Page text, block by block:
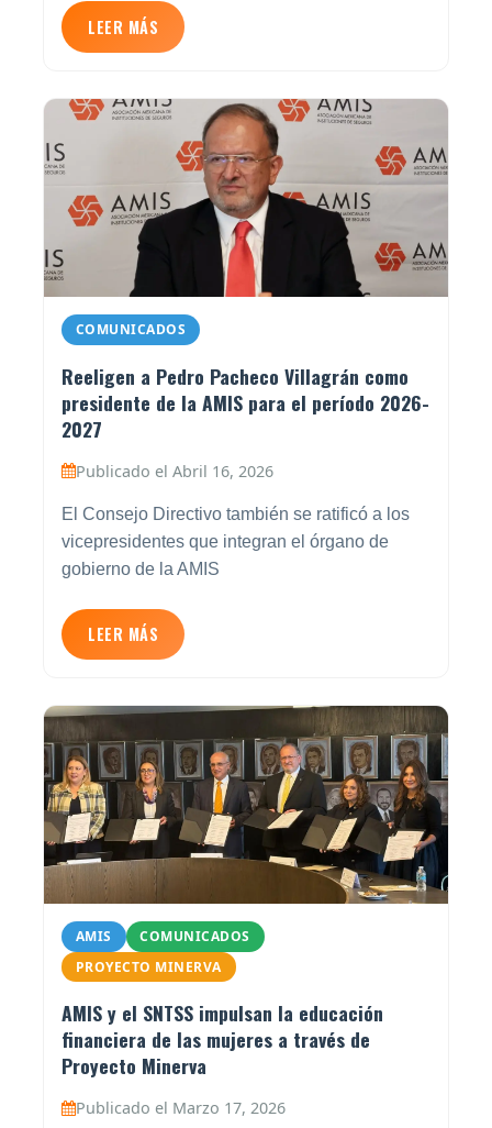
LEER MÁS
COMUNICADOS
Reeligen a Pedro Pacheco Villagrán como
presidente de la AMIS para el período 2026-
2027
Publicado el Abril 16, 2026
El Consejo Directivo también se ratificó a los
vicepresidentes que integran el órgano de
gobierno de la AMIS
LEER MÁS
AMIS
COMUNICADOS
PROYECTO MINERVA
AMIS y el SNTSS impulsan la educación
financiera de las mujeres a través de
Proyecto Minerva
Publicado el Marzo 17, 2026